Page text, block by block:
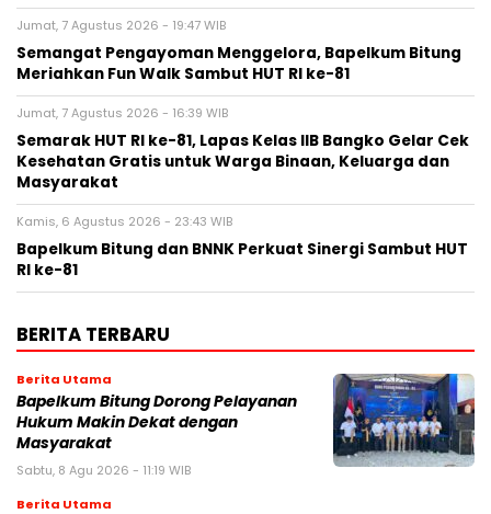
Jumat, 7 Agustus 2026 - 19:47 WIB
Semangat Pengayoman Menggelora, Bapelkum Bitung
Meriahkan Fun Walk Sambut HUT RI ke-81
Jumat, 7 Agustus 2026 - 16:39 WIB
Semarak HUT RI ke-81, Lapas Kelas IIB Bangko Gelar Cek
Kesehatan Gratis untuk Warga Binaan, Keluarga dan
Masyarakat
Kamis, 6 Agustus 2026 - 23:43 WIB
Bapelkum Bitung dan BNNK Perkuat Sinergi Sambut HUT
RI ke-81
BERITA TERBARU
Berita Utama
Bapelkum Bitung Dorong Pelayanan
Hukum Makin Dekat dengan
Masyarakat
Sabtu, 8 Agu 2026 - 11:19 WIB
Berita Utama